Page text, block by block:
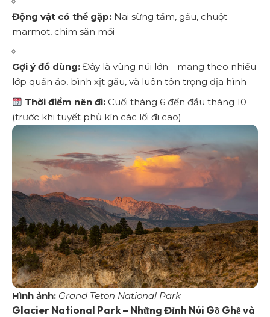
Động vật có thể gặp: Nai sừng tấm, gấu, chuột
marmot, chim săn mồi
Gợi ý đồ dùng: Đây là vùng núi lớn—mang theo nhiều
lớp quần áo, bình xịt gấu, và luôn tôn trọng địa hình
Thời điểm nên đi: Cuối tháng 6 đến đầu tháng 10
(trước khi tuyết phủ kín các lối đi cao)
Hình ảnh: Grand Teton National Park
Glacier National Park – Những Đỉnh Núi Gồ Ghề và